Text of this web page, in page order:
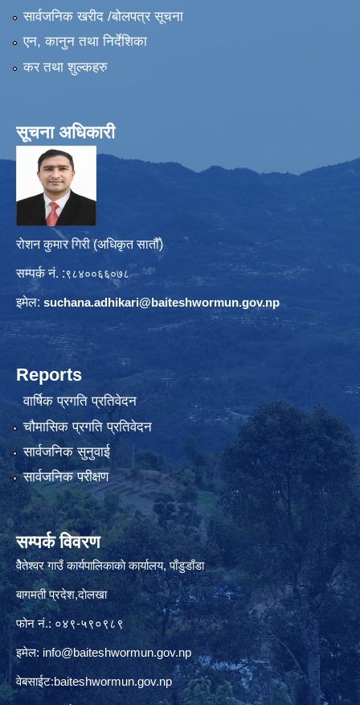
सार्वजनिक खरीद /बोलपत्र सूचना
एन, कानुन तथा निर्देशिका
कर तथा शुल्कहरु
सूचना अधिकारी
रोशन कुमार गिरी (अधिकृत सातौँ)
सम्पर्क नं. :९८४००६६०७८
इमेल: suchana.adhikari@baiteshwormun.gov.np
Reports
वार्षिक प्रगति प्रतिवेदन
चौमासिक प्रगति प्रतिवेदन
सार्वजनिक सुनुवाई
सार्वजनिक परीक्षण
सम्पर्क विवरण
वैेतेश्वर गाउँ कार्यपालिकाकाे कार्यालय, पाँडुडाँडा
बागमती‌ प्रदेश,दाेलखा
फोन नं.: ०४९-५९०९८९
इमेल: info@baiteshwormun.gov.np
वेबसाईट:baiteshwormun.gov.np